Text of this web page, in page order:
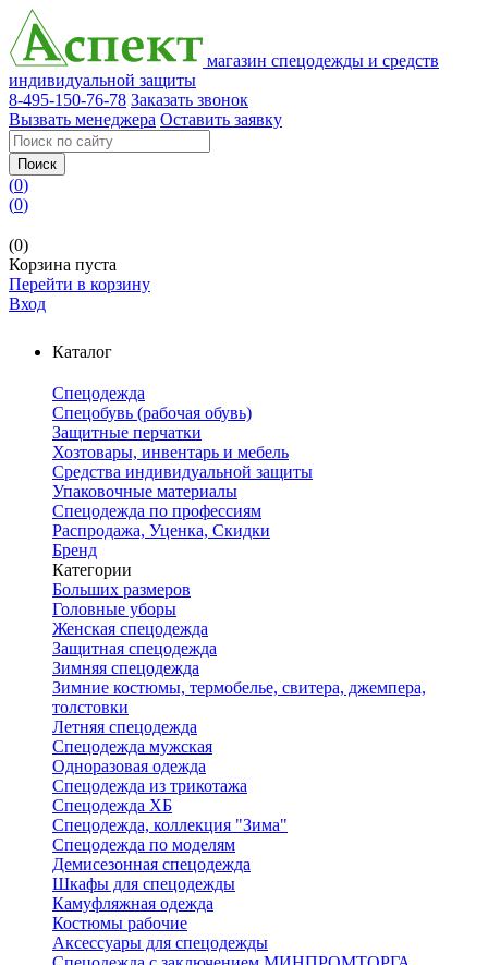
магазин спецодежды и средств
индивидуальной защиты
8-495-150-76-78 Заказать звонок
Вызвать менеджера Оставить заявку
Поиск
(0)
(0)
(0)
Корзина пуста
Перейти в корзину
Вход
Каталог
Спецодежда
Спецобувь (рабочая обувь)
Защитные перчатки
Хозтовары, инвентарь и мебель
Средства индивидуальной защиты
Упаковочные материалы
Спецодежда по профессиям
Распродажа, Уценка, Скидки
Бренд
Категории
Больших размеров
Головные уборы
Женская спецодежда
Защитная спецодежда
Зимняя спецодежда
Зимние костюмы, термобелье, свитера, джемпера,
толстовки
Летняя спецодежда
Спецодежда мужская
Одноразовая одежда
Спецодежда из трикотажа
Спецодежда ХБ
Спецодежда, коллекция "Зима"
Спецодежда по моделям
Демисезонная спецодежда
Шкафы для спецодежды
Камуфляжная одежда
Костюмы рабочие
Аксессуары для спецодежды